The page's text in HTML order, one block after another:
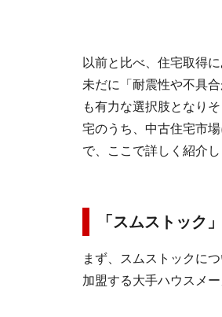
以前と比べ、住宅取得
未だに「耐震性や不具
も有力な選択肢となり
宅のうち、中古住宅市
で、ここで詳しく紹介し
「スムストック
まず、スムストックに
加盟する大手ハウスメ